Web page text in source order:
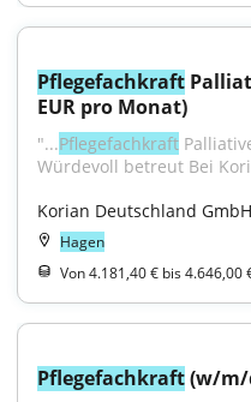
Pflegefachkraft
EUR pro Monat)
"...Pflegefachkraft
Würdevoll betreut Bei
Korian Deutschland GmbH
Hagen
Von 4.181,40 € bis 4.646,00
Pflegefachkraft (w/m/